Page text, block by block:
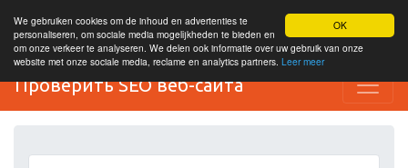
OK
We gebruiken cookies om de inhoud en advertenties te
personaliseren, om sociale media mogelijkheden te bieden en
om onze verkeer te analyseren. We delen ook informatie over uw gebruik van onze
website met onze sociale media, reclame en analytics partners. Leer meer
Проверить SEO веб-сайта